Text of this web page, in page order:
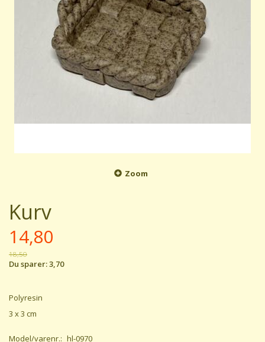
Zoom
Kurv
14,80
18,50
Du sparer:3,70
Polyresin
3 x 3 cm
Model/varenr.: hl-0970